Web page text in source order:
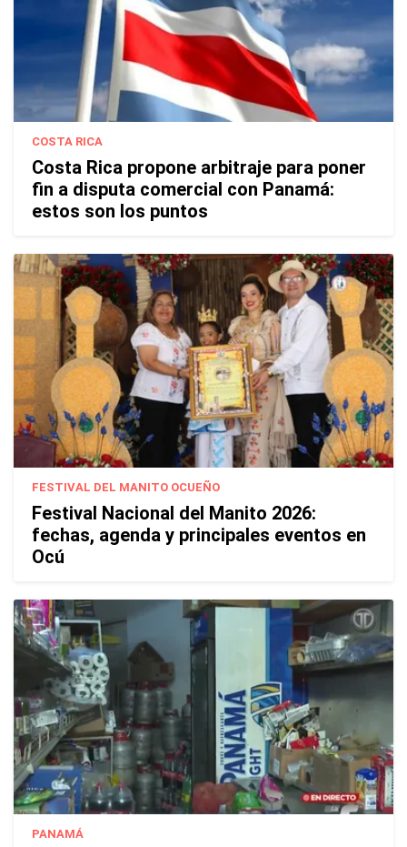
COSTA RICA
Costa Rica propone arbitraje para poner
fin a disputa comercial con Panamá:
estos son los puntos
FESTIVAL DEL MANITO OCUEÑO
Festival Nacional del Manito 2026:
fechas, agenda y principales eventos en
Ocú
PANAMÁ